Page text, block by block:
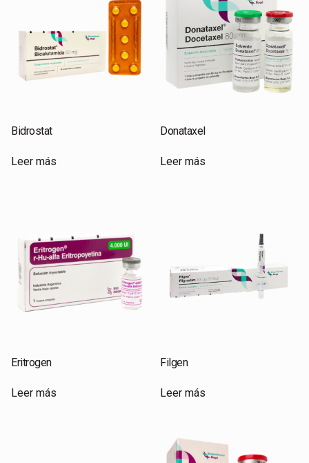
Bidrostat
Leer más
Donataxel
Leer más
Eritrogen
Leer más
Filgen
Leer más